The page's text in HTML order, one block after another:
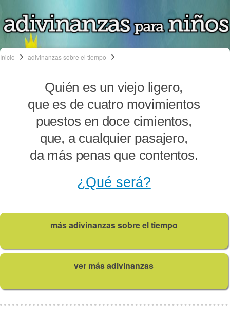
Inicio adivinanzas sobre el tiempo
Quién es un viejo ligero,
que es de cuatro movimientos
puestos en doce cimientos,
que, a cualquier pasajero,
da más penas que contentos.
¿Qué será?
más adivinanzas sobre el tiempo
ver más adivinanzas